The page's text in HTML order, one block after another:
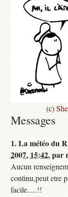
(c)
Messages
1.La météo du
2007, 15:42,par
Aucun
continu,peut etre
facile.....!!